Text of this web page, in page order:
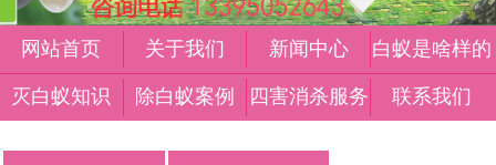
灭白蚁知识
除白蚁案例
网站首页 关于我们 新闻中心 白蚁是啥样的
灭白蚁知识 除白蚁案例 四害消杀服务 联系我们